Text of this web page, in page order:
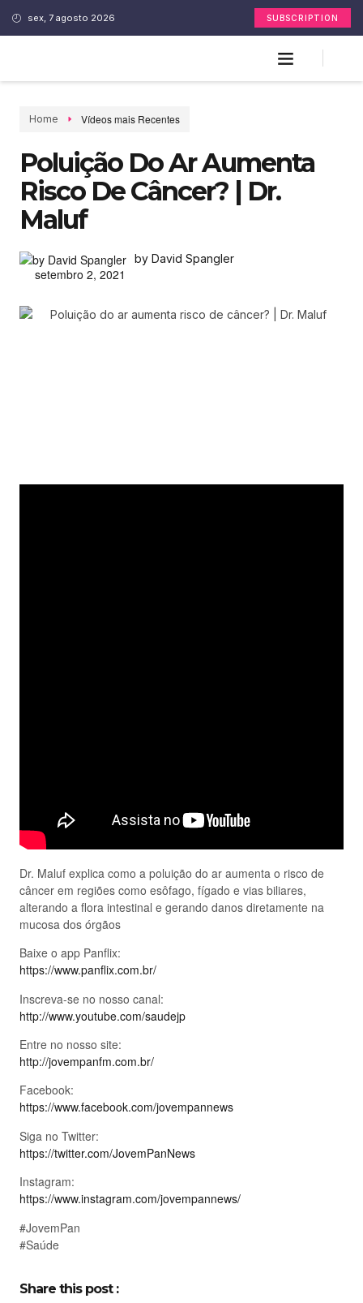
sex, 7 agosto 2026 SUBSCRIPTION
Home Vídeos mais Recentes
Poluição Do Ar Aumenta
Risco De Câncer? | Dr.
Maluf
by David Spangler
setembro 2, 2021
Dr. Maluf explica como a poluição do ar aumenta o risco de
câncer em regiões como esôfago, fígado e vias biliares,
alterando a flora intestinal e gerando danos diretamente na
mucosa dos órgãos
Baixe o app Panflix:
https://www.panflix.com.br/
Inscreva-se no nosso canal:
http://www.youtube.com/saudejp
Entre no nosso site:
http://jovempanfm.com.br/
Facebook:
https://www.facebook.com/jovempannews
Siga no Twitter:
https://twitter.com/JovemPanNews
Instagram:
https://www.instagram.com/jovempannews/
#JovemPan
#Saúde
Share this post :